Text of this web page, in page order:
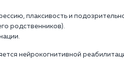
плаксивость и
родственников).
нейрокогнитивной